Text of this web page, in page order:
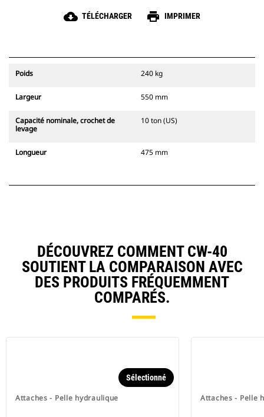
cloud_download TÉLÉCHARGER print IMPRIMER
Poids 240 kg
Largeur 550 mm
Capacité nominale, crochet de
levage
10 ton (US)
Longueur 475 mm
DÉCOUVREZ COMMENT CW-40
SOUTIENT LA COMPARAISON AVEC
DES PRODUITS FRÉQUEMMENT
COMPARÉS.
Attaches - Pelle hydraulique
Sélectionné
Attaches - Pelle